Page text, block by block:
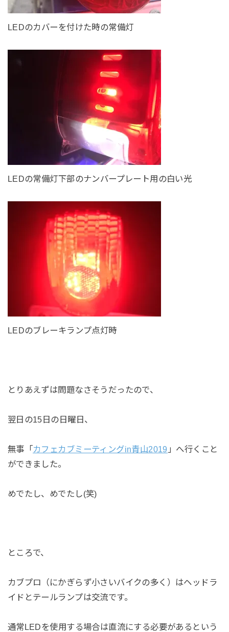
LEDのカバーを付けた時の常備灯
LEDの常備灯下部のナンバープレート用の白い光
LEDのブレーキランプ点灯時
とりあえずは問題なさそうだったので、
翌日の15日の日曜日、
無事「カフェカブミーティングin青山2019 」へ行くこと
ができました。
めでたし、めでたし(笑)
ところで、
カブプロ（にかぎらず小さいバイクの多く）はヘッドラ
イドとテールランプは交流です。
通常LEDを使用する場合は直流にする必要があるという